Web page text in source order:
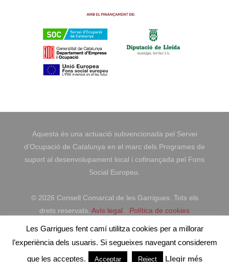
Aquesta és una actuació subvencionada pel Servei
d’Ocupació de Catalunya en el marc dels Programes de
suport al desenvolupament local i cofinançada pel Fons
Social Europeu.
© 2026 Consell Comarcal de les Garrigues. Tots els
drets reservats. Avís legal · Política de cookies
Les Garrigues fent camí utilitza cookies per a millorar
l’experiència dels usuaris. Si segueixes navegant considerem
que les acceptes.
Acceptar Reject Llegir més